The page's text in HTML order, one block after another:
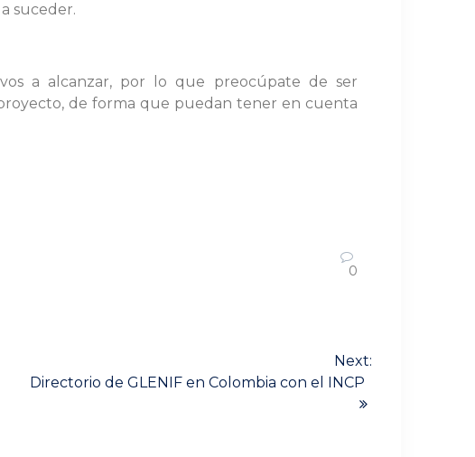
suceder.
a alcanzar, por lo que preocúpate de ser
de forma que puedan tener en cuenta
0
Next:
Directorio de GLENIF en Colombia con el INCP